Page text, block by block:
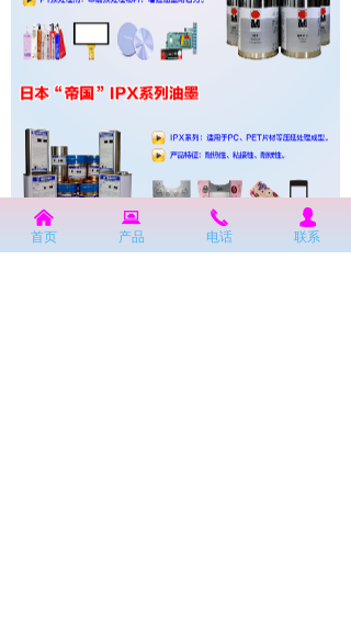
낀
首页
뀵
产品
끅
电话
넙
联系